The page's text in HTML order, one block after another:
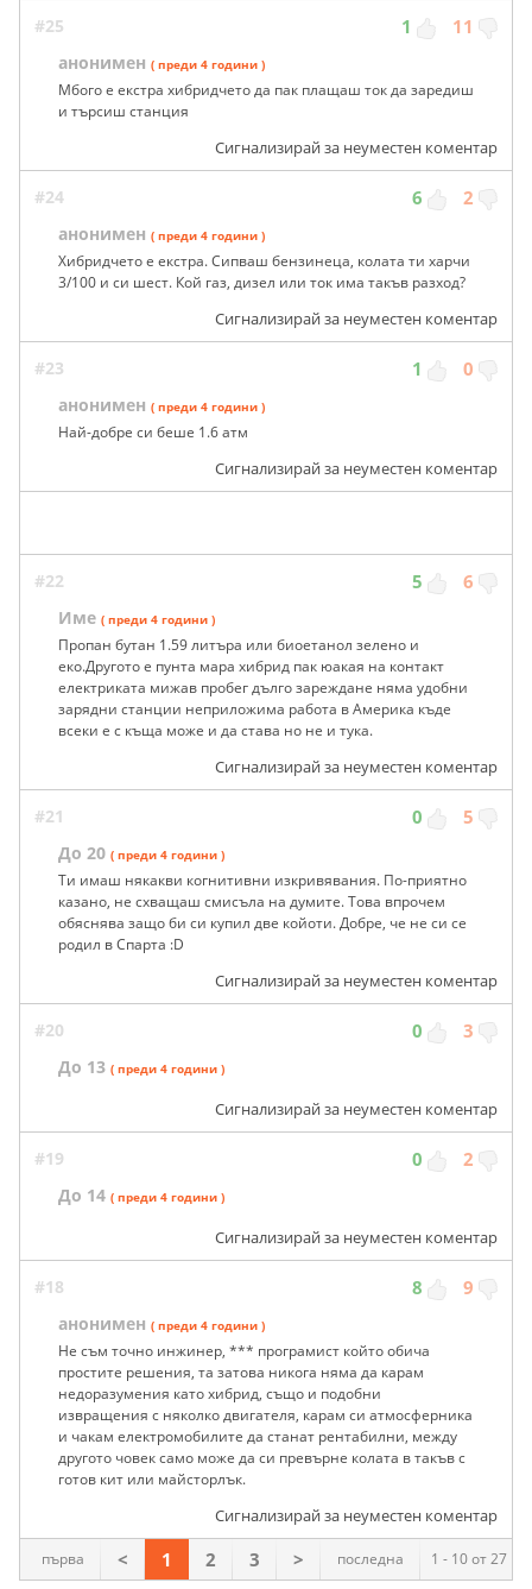
#25 1 11
анонимен ( преди 4 години )
Мбого е екстра хибридчето да пак плащаш ток да заредиш
и търсиш станция
Сигнализирай за неуместен коментар
#24 6 2
анонимен ( преди 4 години )
Хибридчето е екстра. Сипваш бензинеца, колата ти харчи
3/100 и си шест. Кой газ, дизел или ток има такъв разход?
Сигнализирай за неуместен коментар
#23 1 0
анонимен ( преди 4 години )
Най-добре си беше 1.6 атм
Сигнализирай за неуместен коментар
#22 5 6
Име ( преди 4 години )
Пропан бутан 1.59 литъра или биоетанол зелено и
еко.Другото е пунта мара хибрид пак юакая на контакт
електриката мижав пробег дълго зареждане няма удобни
зарядни станции неприложима работа в Америка къде
всеки е с къща може и да става но не и тука.
Сигнализирай за неуместен коментар
#21 0 5
До 20 ( преди 4 години )
Ти имаш някакви когнитивни изкривявания. По-приятно
казано, не схващаш смисъла на думите. Това впрочем
обяснява защо би си купил две койоти. Добре, че не си се
родил в Спарта :D
Сигнализирай за неуместен коментар
#20 0 3
До 13 ( преди 4 години )
Сигнализирай за неуместен коментар
#19 0 2
До 14 ( преди 4 години )
Сигнализирай за неуместен коментар
#18 8 9
анонимен ( преди 4 години )
Не съм точно инжинер, *** програмист който обича
простите решения, та затова никога няма да карам
недоразумения като хибрид, също и подобни
извращения с няколко двигателя, карам си атмосферника
и чакам електромобилите да станат рентабилни, между
другото човек само може да си превърне колата в такъв с
готов кит или майсторлък.
Сигнализирай за неуместен коментар
1 - 10 от 27
първа < 1 2 3 > последна